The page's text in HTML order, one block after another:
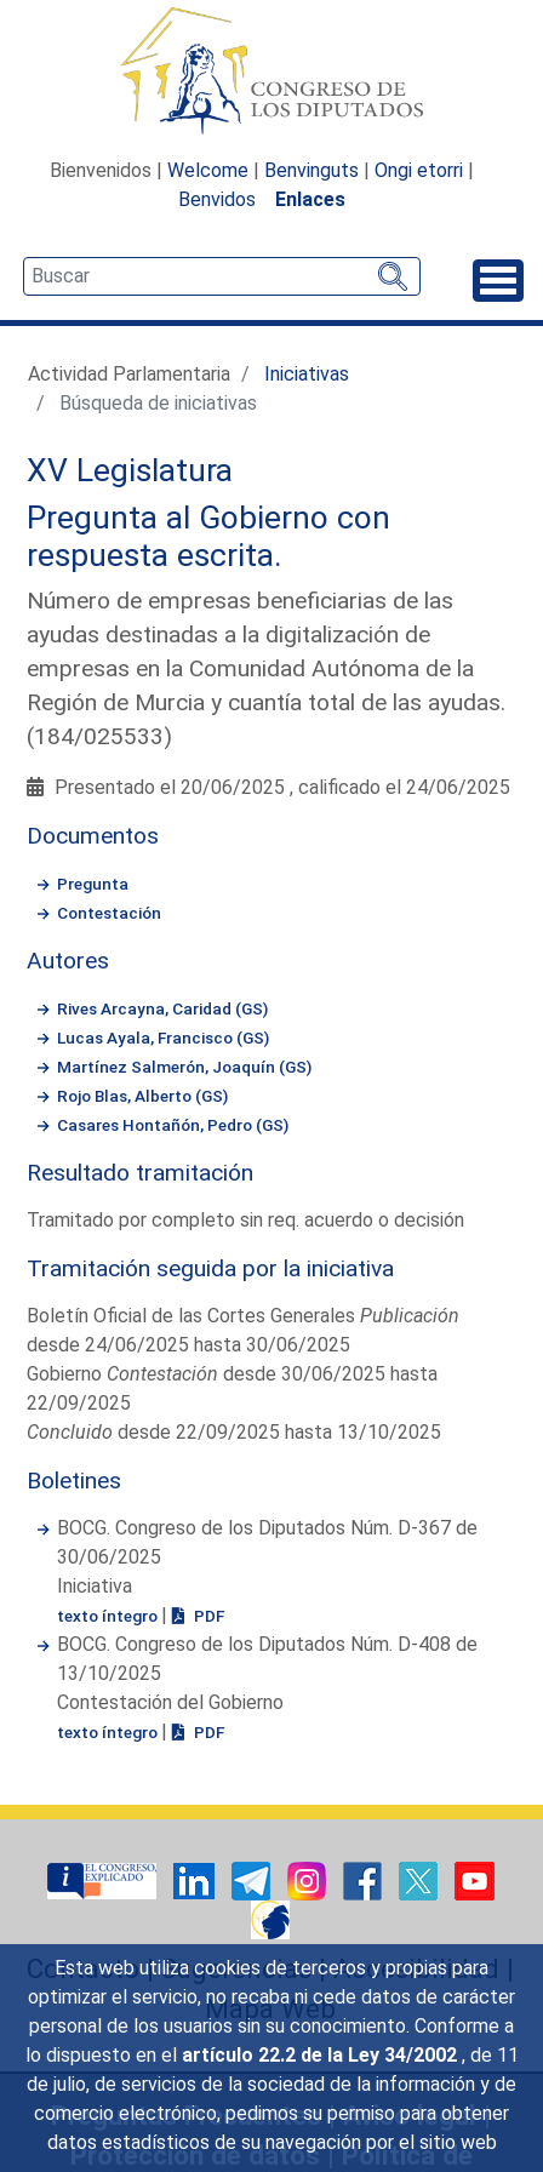
Esta web utiliza cookies de terceros y propias para
optimizar el servicio, no recaba ni cede datos de carácter
personal de los usuarios sin su conocimiento. Conforme a
lo dispuesto en el artículo 22.2 de la Ley 34/2002 , de 11
de julio, de servicios de la sociedad de la información y de
comercio electrónico, pedimos su permiso para obtener
datos estadísticos de su navegación por el sitio web
Bienvenidos | Welcome | Benvinguts | Ongi etorri |
Benvidos
Enlaces
Actividad Parlamentaria
Iniciativas
Búsqueda de iniciativas
XV Legislatura
Pregunta al Gobierno con
respuesta escrita.
Número de empresas beneficiarias de las
ayudas destinadas a la digitalización de
empresas en la Comunidad Autónoma de la
Región de Murcia y cuantía total de las ayudas.
(184/025533)
Presentado el 20/06/2025 , calificado el 24/06/2025
Documentos
Pregunta
Contestación
Autores
Rives Arcayna, Caridad (GS)
Lucas Ayala, Francisco (GS)
Martínez Salmerón, Joaquín (GS)
Rojo Blas, Alberto (GS)
Casares Hontañón, Pedro (GS)
Resultado tramitación
Tramitado por completo sin req. acuerdo o decisión
Tramitación seguida por la iniciativa
Boletín Oficial de las Cortes GeneralesPublicación
desde 24/06/2025 hasta 30/06/2025
Gobierno Contestación desde 30/06/2025 hasta
22/09/2025
Concluido desde 22/09/2025 hasta 13/10/2025
Boletines
BOCG. Congreso de los Diputados Núm. D-367 de
30/06/2025
Iniciativa
texto íntegro | PDF
BOCG. Congreso de los Diputados Núm. D-408 de
13/10/2025
Contestación del Gobierno
texto íntegro | PDF
Contacto|Sugerencias|Accesibilidad |
Mapa Web
Preguntas Frecuentes|Aviso legal|
Protección de datos|Política de